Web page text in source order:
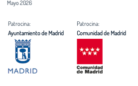
Mayo 2026
Patrocina:
Ayuntamiento de Madrid
Patrocina:
Comunidad de Madrid